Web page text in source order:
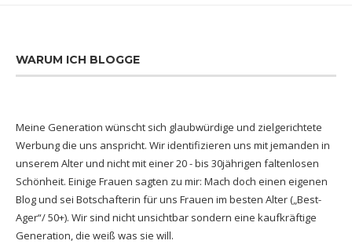
WARUM ICH BLOGGE
Meine Generation wünscht sich glaubwürdige und zielgerichtete
Werbung die uns anspricht. Wir identifizieren uns mit jemanden in
unserem Alter und nicht mit einer 20 - bis 30jährigen faltenlosen
Schönheit. Einige Frauen sagten zu mir: Mach doch einen eigenen
Blog und sei Botschafterin für uns Frauen im besten Alter („Best-
Ager“/ 50+). Wir sind nicht unsichtbar sondern eine kaufkräftige
Generation, die weiß was sie will.